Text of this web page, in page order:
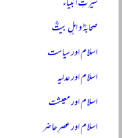
سیرتِ انبیاءؑ
صحابہؓ و اہلِ بیتؓ
اسلام اور سیاست
اسلام اور عدلیہ
اسلام اور معیشت
اسلام اور عصرِ حاضر